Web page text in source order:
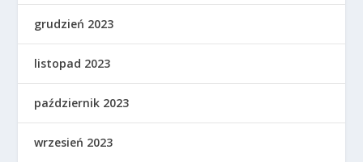
grudzień 2023
listopad 2023
październik 2023
wrzesień 2023